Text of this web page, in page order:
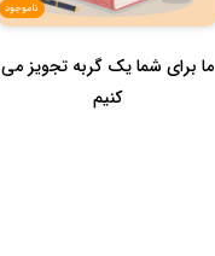
ناموجود
ما برای شما یک گربه تجویز می
کنیم